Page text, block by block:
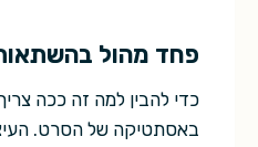
פחד מהול
כדי להבין למה זה ככה
באסתטיקה של הסרט.